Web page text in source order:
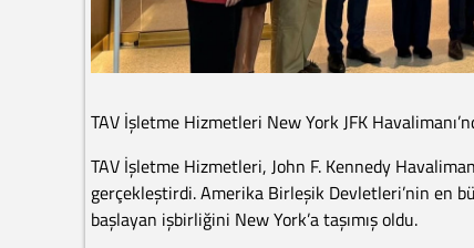
TAV İşletme Hizmetleri New York JFK
TAV İşletme Hizmetleri, John F. Kennedy
gerçekleştirdi. Amerika Birleşik Devletleri’nin en
başlayan işbirliğini New York’a taşımış oldu.